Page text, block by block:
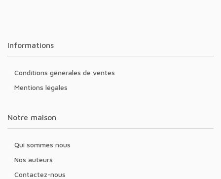
Informations
Conditions générales de ventes
Mentions légales
Notre maison
Qui sommes nous
Nos auteurs
Contactez-nous